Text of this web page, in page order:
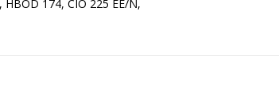
HBOD 174, CIO 225 EE/N,